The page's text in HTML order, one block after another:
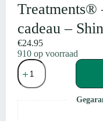
Treatments®
cadeau –
€24.95
910 op voorraad
Treatments®
-
lichaamsverzorging
-
Shinshiro